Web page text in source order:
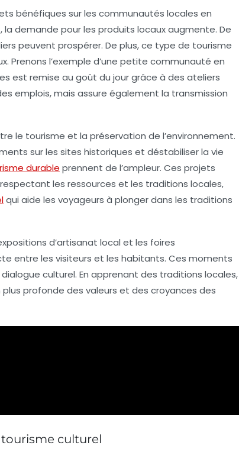
bénéfiques sur les communautés locales en
demande pour les produits locaux augmente. De
peuvent prospérer. De plus, ce type de tourisme
Prenons l’exemple d’une petite communauté en
est remise au goût du jour grâce à des ateliers
emplois, mais assure également la transmission
le tourisme et la préservation de l’environnement.
sur les sites historiques et déstabiliser la vie
durable prennent de l’ampleur. Ces projets
les ressources et les traditions locales,
qui aide les voyageurs à plonger dans les traditions
d’artisanat local et les foires
entre les visiteurs et les habitants. Ces moments
culturel. En apprenant des traditions locales,
profonde des valeurs et des croyances des
culturel